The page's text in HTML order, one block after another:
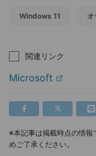
Windows 11 オ
関連リンク
Microsoft
※本記事は掲載時点の情
めご了承ください。